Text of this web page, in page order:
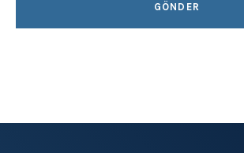
GÖNDER